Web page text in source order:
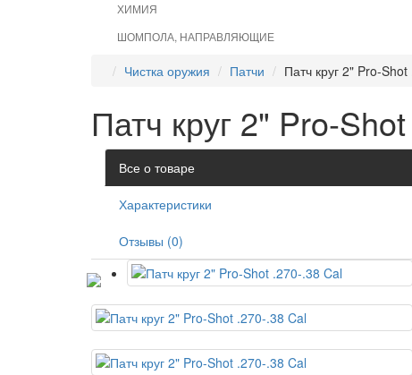
ХИМИЯ
ШОМПОЛА, НАПРАВЛЯЮЩИЕ
Чистка оружия Патчи Патч круг 2" Pro-
Патч круг 2" Pro-
Все о товаре
Характеристики
Отзывы (0)